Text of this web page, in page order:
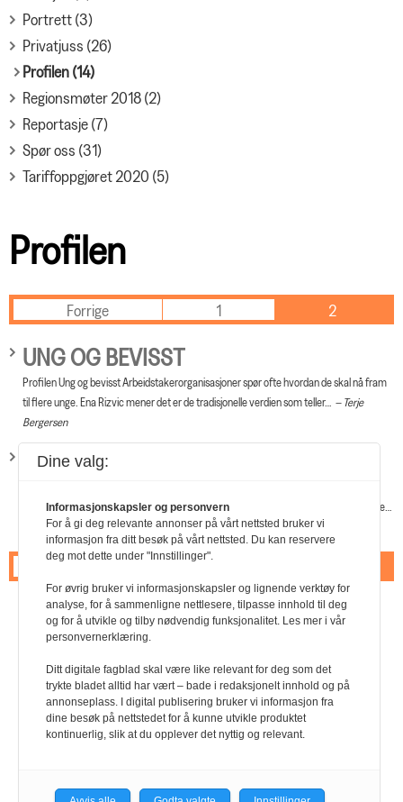
Portrett (3)
Privatjuss (26)
Profilen (14)
Regionsmøter 2018 (2)
Reportasje (7)
Spør oss (31)
Tariffoppgjøret 2020 (5)
Profilen
Forrige 1 2
UNG OG BEVISST
Profilen Ung og bevisst Arbeidstakerorganisasjoner spør ofte hvordan de skal nå fram
til flere unge. Ena Rizvic mener det er de tradisjonelle verdien som teller…
Terje
Bergersen
BRYR SEG OM MEDLEMMENE
trådene sammen i organisasjonen. År etter år. Og som heller ikke roper så høyt om de…
Terje Bergersen
Dine valg:
Informasjonskapsler og personvern
For å gi deg relevante annonser på vårt nettsted bruker vi
informasjon fra ditt besøk på vårt nettsted. Du kan reservere
deg mot dette under "Innstillinger".
For øvrig bruker vi informasjonskapsler og lignende verktøy for
analyse, for å sammenligne nettlesere, tilpasse innhold til deg
og for å utvikle og tilby nødvendig funksjonalitet. Les mer i vår
personvernerklæring.
Ditt digitale fagblad skal være like relevant for deg som det
trykte bladet alltid har vært – bade i redaksjonelt innhold og på
annonseplass. I digital publisering bruker vi informasjon fra
dine besøk på nettstedet for å kunne utvikle produktet
kontinuerlig, slik at du opplever det nyttig og relevant.